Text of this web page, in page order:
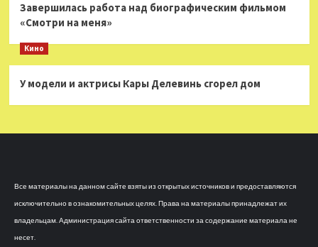
Завершилась работа над биографическим фильмом
«Смотри на меня»
Кино
У модели и актрисы Кары Делевинь сгорел дом
Все материалы на данном сайте взяты из открытых источников и предоставляются
исключительно в ознакомительных целях. Права на материалы принадлежат их
владельцам. Администрация сайта ответственности за содержание материала не
несет.